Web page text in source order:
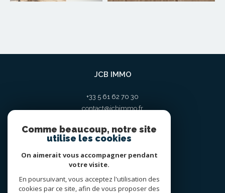
JCB IMMO
+33 5 61 62 70 30
contact@jcbimmo.fr
31000 toulouse
ADHÉRENTS
Comme beaucoup, notre site
utilise les cookies
On aimerait vous accompagner pendant
votre visite.
En poursuivant, vous acceptez l'utilisation des
cookies par ce site, afin de vous proposer des